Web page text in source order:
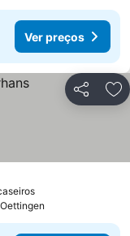
Ver preços
Partilhar